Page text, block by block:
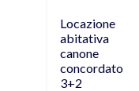
Locazione
abitativa
canone
concordato
3+2